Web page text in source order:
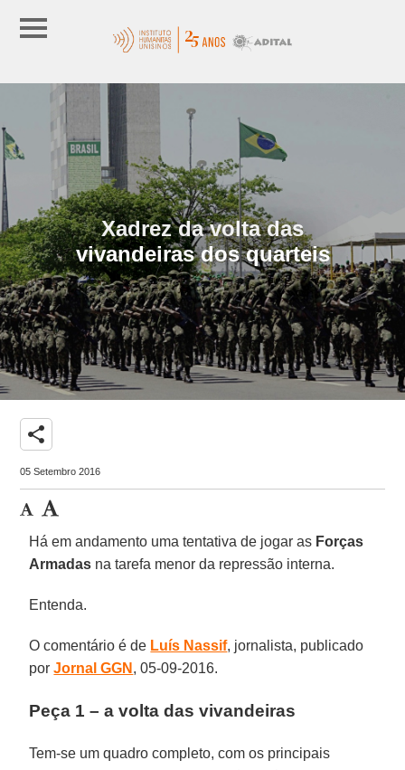
Xadrez da volta das
vivandeiras dos quarteis
share
05 Setembro 2016
Há em andamento uma tentativa de jogar as Forças
Armadas na tarefa menor da repressão interna.
Entenda.
O comentário é de Luís Nassif, jornalista, publicado
porJornal GGN , 05-09-2016.
Peça 1 – a volta das vivandeiras
Tem-se um quadro completo, com os principais